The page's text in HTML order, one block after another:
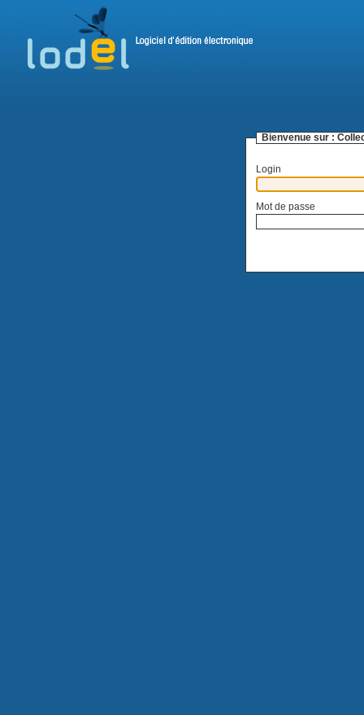
Bienvenue sur :
Login
Mot de passe